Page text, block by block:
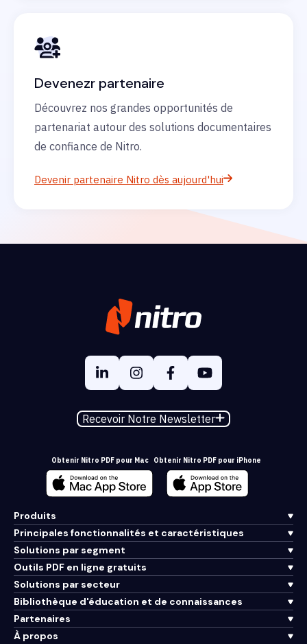
Devenezr partenaire
Découvrez nos grandes opportunités de
partenariat autour des solutions documentaires
de confiance de Nitro.
Devenir partenaire Nitro dès aujourd'hui
Recevoir Notre Newsletter
Obtenir Nitro PDF pour Mac Obtenir Nitro PDF pour iPhone
Produits
Principales fonctionnalités et caractéristiques
Solutions par segment
Outils PDF en ligne gratuits
Solutions par secteur
Bibliothèque d'éducation et de connaissances
Partenaires
À propos